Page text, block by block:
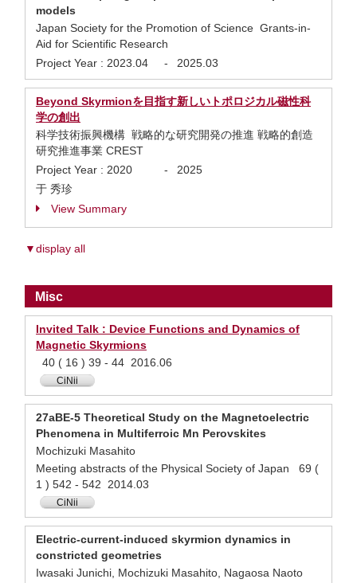
models
Japan Society for the Promotion of Science Grants-in-
Aid for Scientific Research
Project Year : 2023.04 - 2025.03
Beyond Skyrmionを目指す新しいトポロジカル磁性科
学の創出
科学技術振興機構 戦略的な研究開発の推進 戦略的創造
研究推進事業 CREST
Project Year : 2020 -
2025
于 秀珍
View Summary
▼display all
Misc
Invited Talk : Device Functions and Dynamics of
Magnetic Skyrmions
40 ( 16 ) 39 - 44 2016.06
CiNii
27aBE-5 Theoretical Study on the Magnetoelectric
Phenomena in Multiferroic Mn Perovskites
Mochizuki Masahito
Meeting abstracts of the Physical Society of Japan 69 (
1 ) 542 - 542 2014.03
CiNii
Electric-current-induced skyrmion dynamics in
constricted geometries
Iwasaki Junichi, Mochizuki Masahito, Nagaosa Naoto